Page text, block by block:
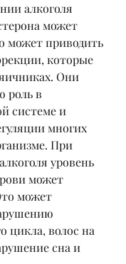
алкоголя
может
может приводить
которые
Они
роль в
системе и
многих
При
уровень
может
может
цикла, волос на
сна и